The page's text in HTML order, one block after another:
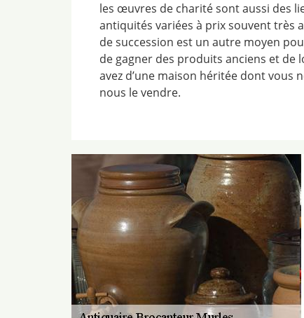
les œuvres de charité sont aussi des
antiquités variées à prix souvent très
de succession est un autre moyen
de gagner des produits anciens et de
avez d’une maison héritée dont vous
nous le vendre.